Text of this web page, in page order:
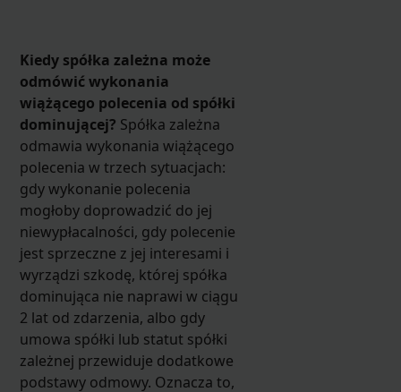
Kiedy spółka zależna może
odmówić wykonania
wiążącego polecenia od spółki
dominującej? Spółka zależna
odmawia wykonania wiążącego
polecenia w trzech sytuacjach:
gdy wykonanie polecenia
mogłoby doprowadzić do jej
niewypłacalności, gdy polecenie
jest sprzeczne z jej interesami i
wyrządzi szkodę, której spółka
dominująca nie naprawi w ciągu
2 lat od zdarzenia, albo gdy
umowa spółki lub statut spółki
zależnej przewiduje dodatkowe
podstawy odmowy. Oznacza to,